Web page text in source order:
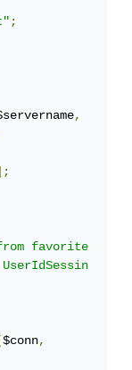
;
$servername,
];
from favorite
($conn,